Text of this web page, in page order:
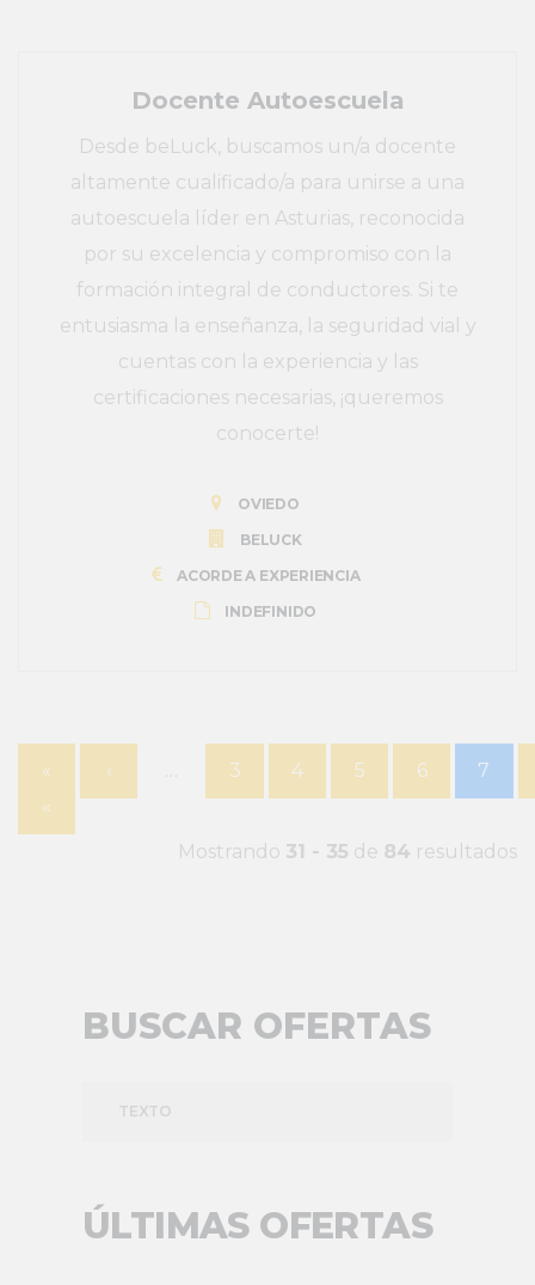
Docente Autoescuela
Desde beLuck, buscamos un/a docente
altamente cualificado/a para unirse a una
autoescuela líder en Asturias, reconocida
por su excelencia y compromiso con la
formación integral de conductores. Si te
entusiasma la enseñanza, la seguridad vial y
cuentas con la experiencia y las
certificaciones necesarias, ¡queremos
conocerte!
OVIEDO
BELUCK
ACORDE A EXPERIENCIA
INDEFINIDO
«
«
‹ 3 4 5 6 7
Mostrando 31 - 35 de 84 resultados
BUSCAR OFERTAS
ÚLTIMAS OFERTAS